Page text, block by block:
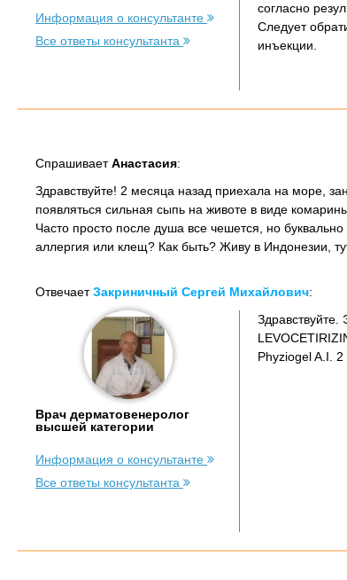
Информация о консультанте
Все ответы консультанта
согласно
Следует
инъекции.
СпрашиваетАнастасия:
Здравствуйте! 2 месяца назад приехала на море,
появляться сильная сыпь на животе в виде
Часто просто после душа все чешется, но
аллергия или клещ? Как быть? Живу в Индонезии,
ОтвечаетЗакриничный Сергей Михайлович:
Врач дерматовенеролог
высшей категории
Информация о консультанте
Все ответы консультанта
Здравствуйте.
Phyziogel A.I. 2